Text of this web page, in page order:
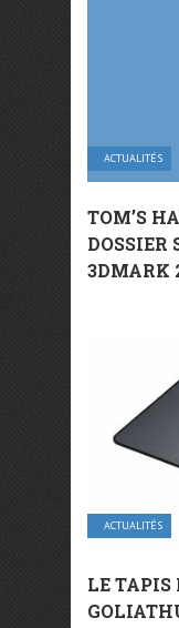
ACTUALITÉS
TOM’S
DOSSIER
3DMARK
ACTUALITÉS
LE TAPIS